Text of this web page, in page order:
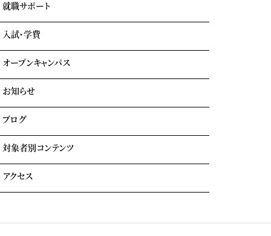
ホテル科
テーマパーク科
GOTEMBA ENGLISH CAMP
就職サポート
就職内定実績一覧
入試・学費
学費について
自立進学サポート
各種奨学金・教育ローン・給付金
よくある質問
オープンキャンパス
イベント参加時のサポート
お知らせ
ブログ
対象者別コンテンツ
大学生・社会人の方へ
観光業界 進学ガイドブック
アクセス